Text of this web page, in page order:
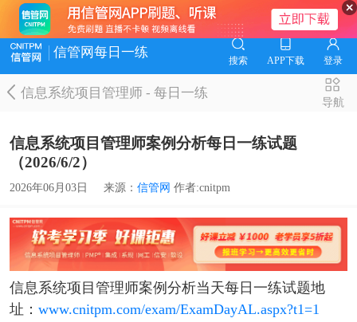
信管网每日一练
搜索 APP下载 登录
信息系统项目管理师-每日一练
导航
信息系统项目管理师案例分析每日一练试题
（2026/6/2）
2026年06月03日 来源： 信管网 作者:cnitpm
信息系统项目管理师案例分析当天每日一练试题地
址： www.cnitpm.com/exam/ExamDayAL.aspx?t1=1